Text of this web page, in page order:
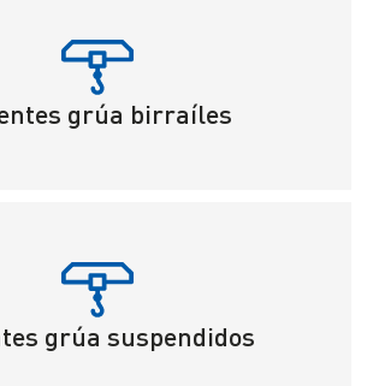
grúa birraíles
grúa suspendidos